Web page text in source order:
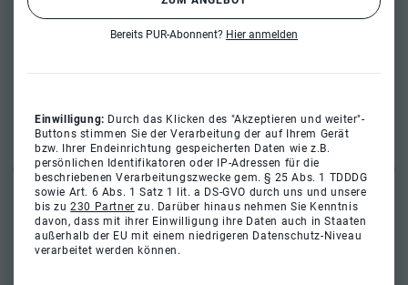
Bereits PUR-Abonnent? Hier anmelden
Einwilligung: Durch das Klicken des "Akzeptieren und weiter"-
Buttons stimmen Sie der Verarbeitung der auf Ihrem Gerät
bzw. Ihrer Endeinrichtung gespeicherten Daten wie z.B.
persönlichen Identifikatoren oder IP-Adressen für die
beschriebenen Verarbeitungszwecke gem. § 25 Abs. 1 TDDDG
sowie Art. 6 Abs. 1 Satz 1 lit. a DS-GVO durch uns und unsere
bis zu230 Partner zu. Darüber hinaus nehmen Sie Kenntnis
davon, dass mit ihrer Einwilligung ihre Daten auch in Staaten
außerhalb der EU mit einem niedrigeren Datenschutz-Niveau
verarbeitet werden können.